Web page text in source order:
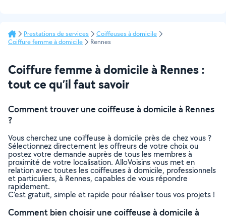
Prestations de services
Coiffeuses à domicile
Coiffure femme à domicile
Rennes
Coiffure femme à domicile à Rennes :
tout ce qu’il faut savoir
Comment trouver une coiffeuse à domicile à Rennes
?
Vous cherchez une coiffeuse à domicile près de chez vous ?
Sélectionnez directement les offreurs de votre choix ou
postez votre demande auprès de tous les membres à
proximité de votre localisation. AlloVoisins vous met en
relation avec toutes les coiffeuses à domicile, professionnels
et particuliers, à Rennes, capables de vous répondre
rapidement.
C’est gratuit, simple et rapide pour réaliser tous vos projets !
Comment bien choisir une coiffeuse à domicile à